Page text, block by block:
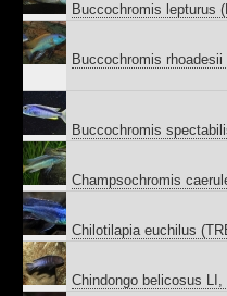
Buccochromis lepturus
Buccochromis
Buccochromis
Champsochromis
Chilotilapia euchilus
Chindongo belicosus